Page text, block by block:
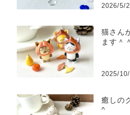
2026/5/
猫さん
ます＾＾
2025/10/
癒しの
^